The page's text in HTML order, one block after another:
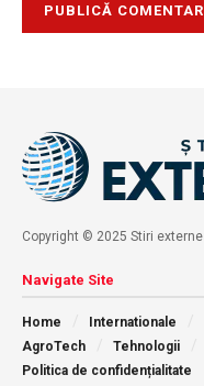
Copyright © 2025 Stiri externe
Navigate Site
Home Internationale
AgroTech
Tehnologii
Politica de confidențialitate